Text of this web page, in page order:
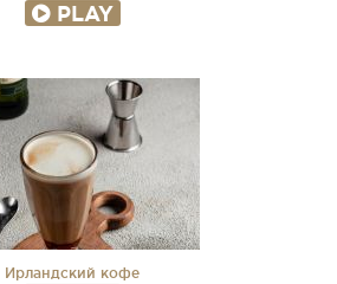
PLAY
Ирландский кофе